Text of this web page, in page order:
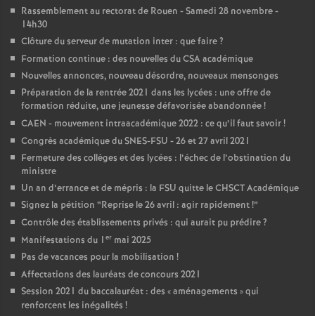
Rassemblement au rectorat de Rouen - Samedi 28 novembre -
14h30
Clôture du serveur de mutation inter : que faire?
Formation continue : des nouvelles du CSA académique
Nouvelles annonces, nouveau désordre, nouveaux mensonges
Préparation de la rentrée 2021 dans les lycées : une offre de
formation réduite, une jeunesse défavorisée abandonnée!
CAEN - mouvement intraacadémique 2022 : ce qu’il faut savoir!
Congrès académique du SNES-FSU - 26 et 27 avril 2021
Fermeture des collèges et des lycées : l’échec de l’obstination du
ministre
Un an d’errance et de mépris : la FSU quitte le CHSCT Académique
Signez la pétition “Reprise le 26 avril : agir rapidement!”
Contrôle des établissements privés : qui aurait pu prédire?
Manifestations du 1 er mai 2025
Pas de vacances pour la mobilisation !
Affectations des lauréats de concours 2021
Session 2021 du baccalauréat : des «aménagements » qui
renforcent les inégalités !